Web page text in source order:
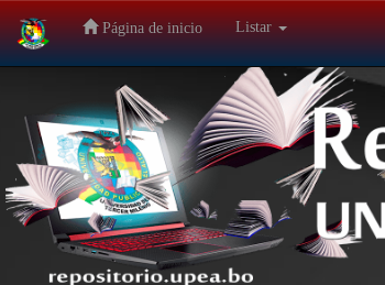
Salir
navegación
Página de inicio Listar